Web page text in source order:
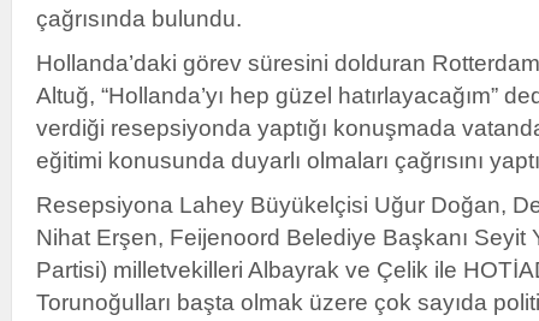
çağrısında bulundu.
Hollanda’daki görev süresini dolduran
Altuğ, “Hollanda’yı hep güzel hatırlayacağım”
verdiği resepsiyonda yaptığı konuşmada
eğitimi konusunda duyarlı olmaları çağrısını
Resepsiyona Lahey Büyükelçisi Uğur Doğan,
Nihat Erşen, Feijenoord Belediye Başkanı Seyit
Partisi) milletvekilleri Albayrak ve Çelik ile
Torunoğulları başta olmak üzere çok sayıda